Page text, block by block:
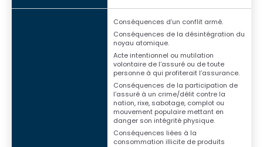
Conséquences d’un conflit armé.
Conséquences de la désintégration du
noyau atomique.
Acte intentionnel ou mutilation
volontaire de l’assuré ou de toute
personne à qui profiterait l’assurance.
Conséquences de la participation de
l’assuré à un crime/délit contre la
nation, rixe, sabotage, complot ou
mouvement populaire mettant en
danger son intégrité physique.
Conséquences liées à la
consommation illicite de produits